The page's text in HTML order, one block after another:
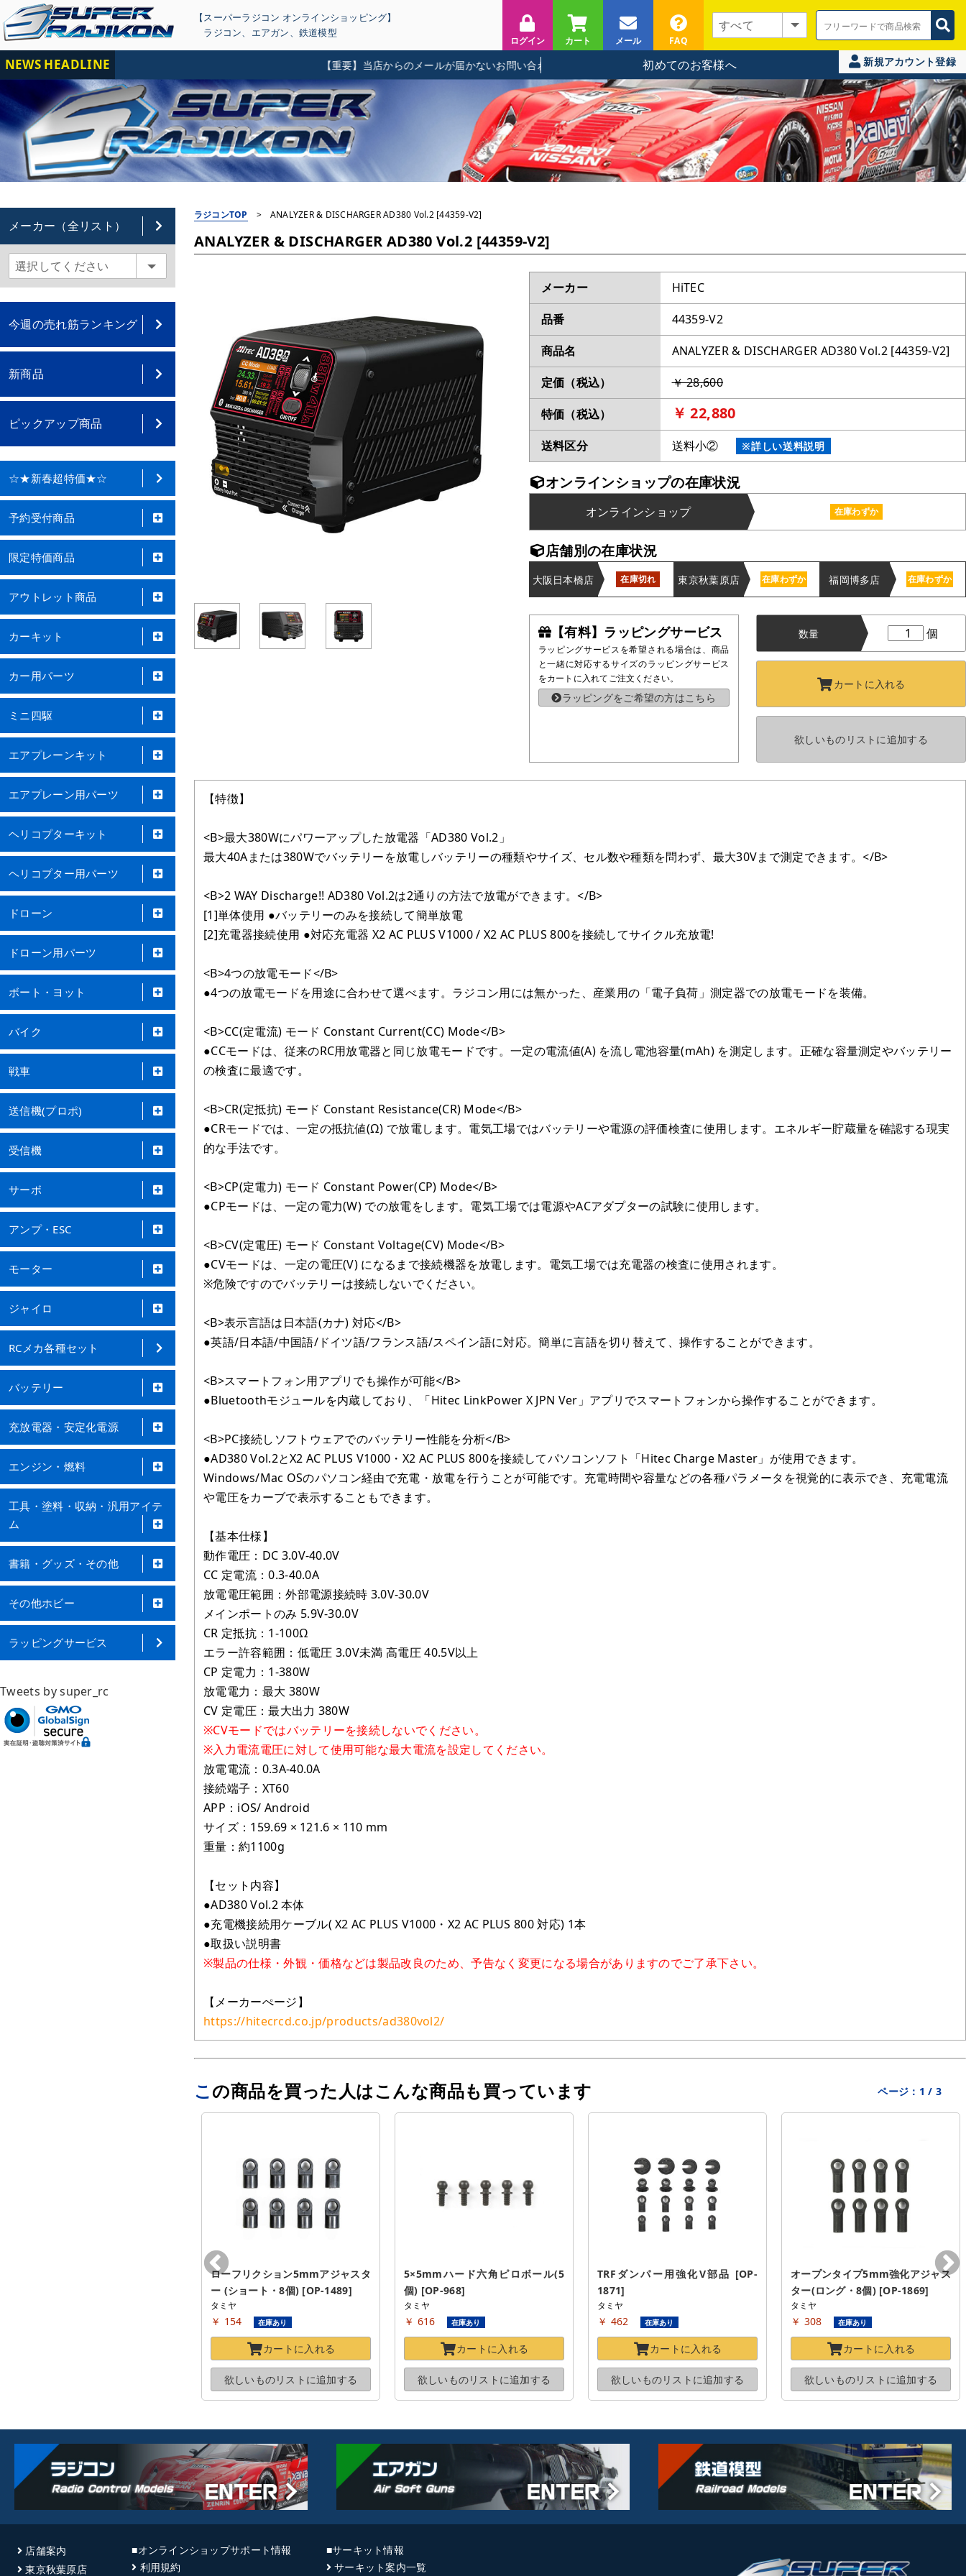
【スーパーラジコン オンラインショッピング】
ラジコン、 エアガン、 鉄道模型
ログイン カート メール FAQ
NEWS HEADLINE 【重要】当店からのメールが届かないお問い合わせに関して 初めてのお客様へ 新規アカウント登録
メーカー（全リスト）
今週の売れ筋ランキング
新商品
ピックアップ商品
☆★新春超特価★☆
予約受付商品
限定特価商品
アウトレット商品
カーキット
カー用パーツ
ミニ四駆
エアプレーンキット
エアプレーン用パーツ
ヘリコプターキット
ヘリコプター用パーツ
ドローン
ドローン用パーツ
ボート・ヨット
バイク
戦車
送信機(プロポ)
受信機
サーボ
アンプ・ESC
モーター
ジャイロ
RCメカ各種セット
バッテリー
充放電器・安定化電源
エンジン・燃料
工具・塗料・収納・汎用アイテ
ム
書籍・グッズ・その他
その他ホビー
ラッピングサービス
Tweets by super_rc
ラジコンTOP > ANALYZER & DISCHARGER AD380 Vol.2 [44359-V2]
ANALYZER & DISCHARGER AD380 Vol.2 [44359-V2]
メーカー
HiTEC
品番
44359-V2
商品名
ANALYZER & DISCHARGER AD380 Vol.2 [44359-V2]
定価（税込）
￥ 28,600
特価（税込）
￥ 22,880
送料区分 送料小② ※詳しい送料説明
オンラインショップの在庫状況
オンラインショップ 在庫わずか
店舗別の在庫状況
大阪日本橋店 在庫切れ 東京秋葉原店 在庫わずか 福岡博多店 在庫わずか
【有料】ラッピングサービス
ラッピングサービスを希望される場合は、商品
と一緒に対応するサイズのラッピングサービス
をカートに入れてご注文ください。
ラッピングをご希望の方はこちら
数量 個
カートに入れる
欲しいものリストに追加する
【特徴】
<B>最大380Wにパワーアップした放電器「AD380 Vol.2」
最大40Aまたは380Wでバッテリーを放電しバッテリーの種類やサイズ、セル数や種類を問わず、最大30Vまで測定できます。</B>
<B>2 WAY Discharge!! AD380 Vol.2は2通りの方法で放電ができます。</B>
[1]単体使用 ●バッテリーのみを接続して簡単放電
[2]充電器接続使用 ●対応充電器 X2 AC PLUS V1000 / X2 AC PLUS 800を接続してサイクル充放電!
<B>4つの放電モード</B>
●4つの放電モードを用途に合わせて選べます。ラジコン用には無かった、産業用の「電子負荷」測定器での放電モードを装備。
<B>CC(定電流) モード Constant Current(CC) Mode</B>
●CCモードは、従来のRC用放電器と同じ放電モードです。一定の電流値(A) を流し電池容量(mAh) を測定します。正確な容量測定やバッテリー
の検査に最適です。
<B>CR(定抵抗) モード Constant Resistance(CR) Mode</B>
●CRモードでは、一定の抵抗値(Ω) で放電します。電気工場ではバッテリーや電源の評価検査に使用します。エネルギー貯蔵量を確認する現実
的な手法です。
<B>CP(定電力) モード Constant Power(CP) Mode</B>
●CPモードは、一定の電力(W) での放電をします。電気工場では電源やACアダプターの試験に使用します。
<B>CV(定電圧) モード Constant Voltage(CV) Mode</B>
●CVモードは、一定の電圧(V) になるまで接続機器を放電します。電気工場では充電器の検査に使用されます。
※危険ですのでバッテリーは接続しないでください。
<B>表示言語は日本語(カナ) 対応</B>
●英語/日本語/中国語/ドイツ語/フランス語/スペイン語に対応。簡単に言語を切り替えて、操作することができます。
<B>スマートフォン用アプリでも操作が可能</B>
●Bluetoothモジュールを内蔵しており、「Hitec LinkPower X JPN Ver」アプリでスマートフォンから操作することができます。
<B>PC接続しソフトウェアでのバッテリー性能を分析</B>
●AD380 Vol.2とX2 AC PLUS V1000・X2 AC PLUS 800を接続してパソコンソフト「Hitec Charge Master」が使用できます。
Windows/Mac OSのパソコン経由で充電・放電を行うことが可能です。充電時間や容量などの各種パラメータを視覚的に表示でき、充電電流
や電圧をカーブで表示することもできます。
【基本仕様】
動作電圧：DC 3.0V-40.0V
CC 定電流：0.3-40.0A
放電電圧範囲：外部電源接続時 3.0V-30.0V
メインポートのみ 5.9V-30.0V
CR 定抵抗：1-100Ω
エラー許容範囲：低電圧 3.0V未満 高電圧 40.5V以上
CP 定電力：1-380W
放電電力：最大 380W
CV 定電圧：最大出力 380W
※CVモードではバッテリーを接続しないでください。
※入力電流電圧に対して使用可能な最大電流を設定してください。
放電電流：0.3A-40.0A
接続端子：XT60
APP：iOS/ Android
サイズ：159.69 × 121.6 × 110 mm
重量：約1100g
【セット内容】
●AD380 Vol.2 本体
●充電機接続用ケーブル( X2 AC PLUS V1000・X2 AC PLUS 800 対応) 1本
●取扱い説明書
※製品の仕様・外観・価格などは製品改良のため、予告なく変更になる場合がありますのでご了承下さい。
【メーカーぺージ】
https://hitecrcd.co.jp/products/ad380vol2/
この商品を買った人はこんな商品も買っています ページ： 1 / 3
ローフリクション5mmアジャスタ
ー (ショート・8個) [OP-1489]
タミヤ
￥ 154 在庫あり
カートに入れる
欲しいものリストに追加する
5×5mmハード六角ピロボール(5
個) [OP-968]
タミヤ
￥ 616 在庫あり
カートに入れる
欲しいものリストに追加する
TRFダンパー用強化V部品 [OP-
1871]
タミヤ
￥ 462 在庫あり
カートに入れる
欲しいものリストに追加する
オープンタイプ5mm強化アジャス
ター(ロング・8個) [OP-1869]
タミヤ
￥ 308 在庫あり
カートに入れる
欲しいものリストに追加する
店舗案内
東京秋葉原店
■オンラインショップサポート情報
利用規約
■サーキット情報
サーキット案内一覧